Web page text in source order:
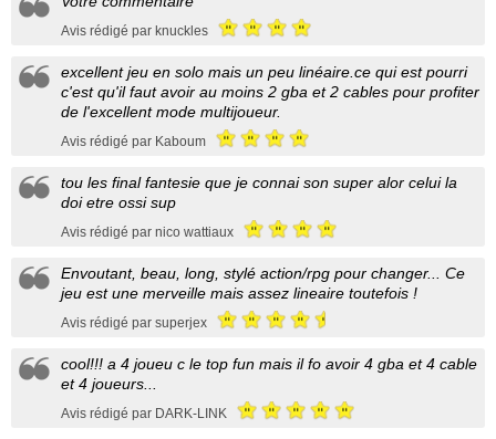
Avis rédigé par knuckles
excellent jeu en solo mais un peu linéaire.ce qui est pourri
c'est qu'il faut avoir au moins 2 gba et 2 cables pour profiter
de l'excellent mode multijoueur.
Avis rédigé par Kaboum
tou les final fantesie que je connai son super alor celui la
doi etre ossi sup
Avis rédigé par nico wattiaux
Envoutant, beau, long, stylé action/rpg pour changer... Ce
jeu est une merveille mais assez lineaire toutefois !
Avis rédigé par superjex
cool!!! a 4 joueu c le top fun mais il fo avoir 4 gba et 4 cable
et 4 joueurs...
Avis rédigé par DARK-LINK